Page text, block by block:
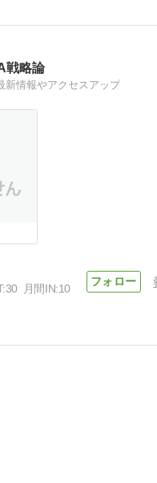
戦略論
新情報やアクセスアップ
30 月間IN:10